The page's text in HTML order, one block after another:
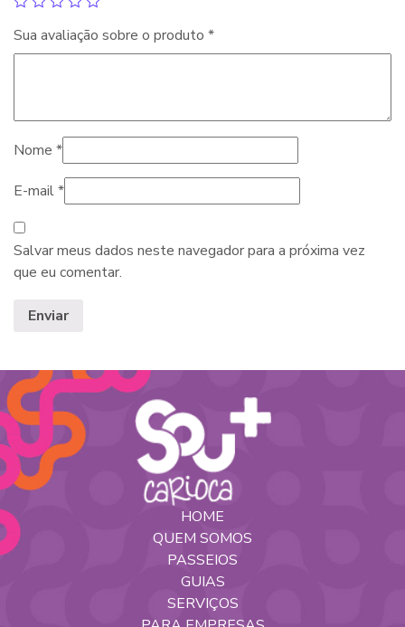
Sua avaliação sobre o produto *
Nome *
E-mail*
Salvar meus dados neste navegador para a próxima vez
que eu comentar.
HOME
QUEM SOMOS
PASSEIOS
GUIAS
SERVIÇOS